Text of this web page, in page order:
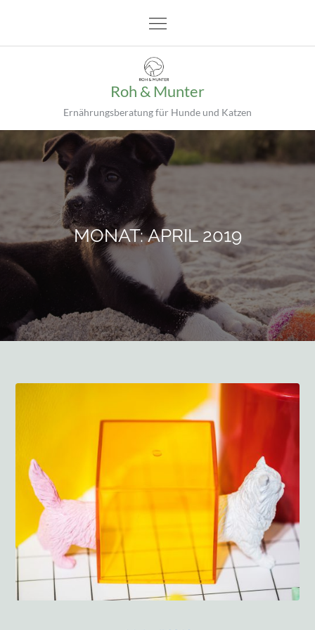
content
Roh & Munter
Ernährungsberatung für Hunde und Katzen
MONAT:APRIL 2019